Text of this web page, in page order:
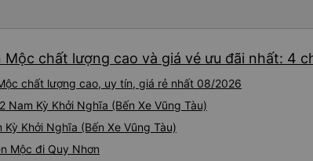
chất lượng cao và giá vé ưu đãi nhất: 4
chất lượng cao, uy tín, giá rẻ nhất 08/2026
Nam Kỳ Khởi Nghĩa (Bến Xe Vũng Tàu)
Khởi Nghĩa (Bến Xe Vũng Tàu)
Mộc đi Quy Nhơn